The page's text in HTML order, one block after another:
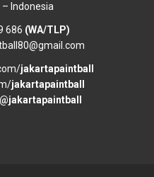
Indonesia
686 (WA/TLP)
jakartapaintball
jakartapaintball